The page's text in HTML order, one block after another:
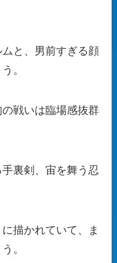
と、男前すぎる顔
。
戦いは臨場感抜群
裏剣、宙を舞う忍
描かれていて、ま
。